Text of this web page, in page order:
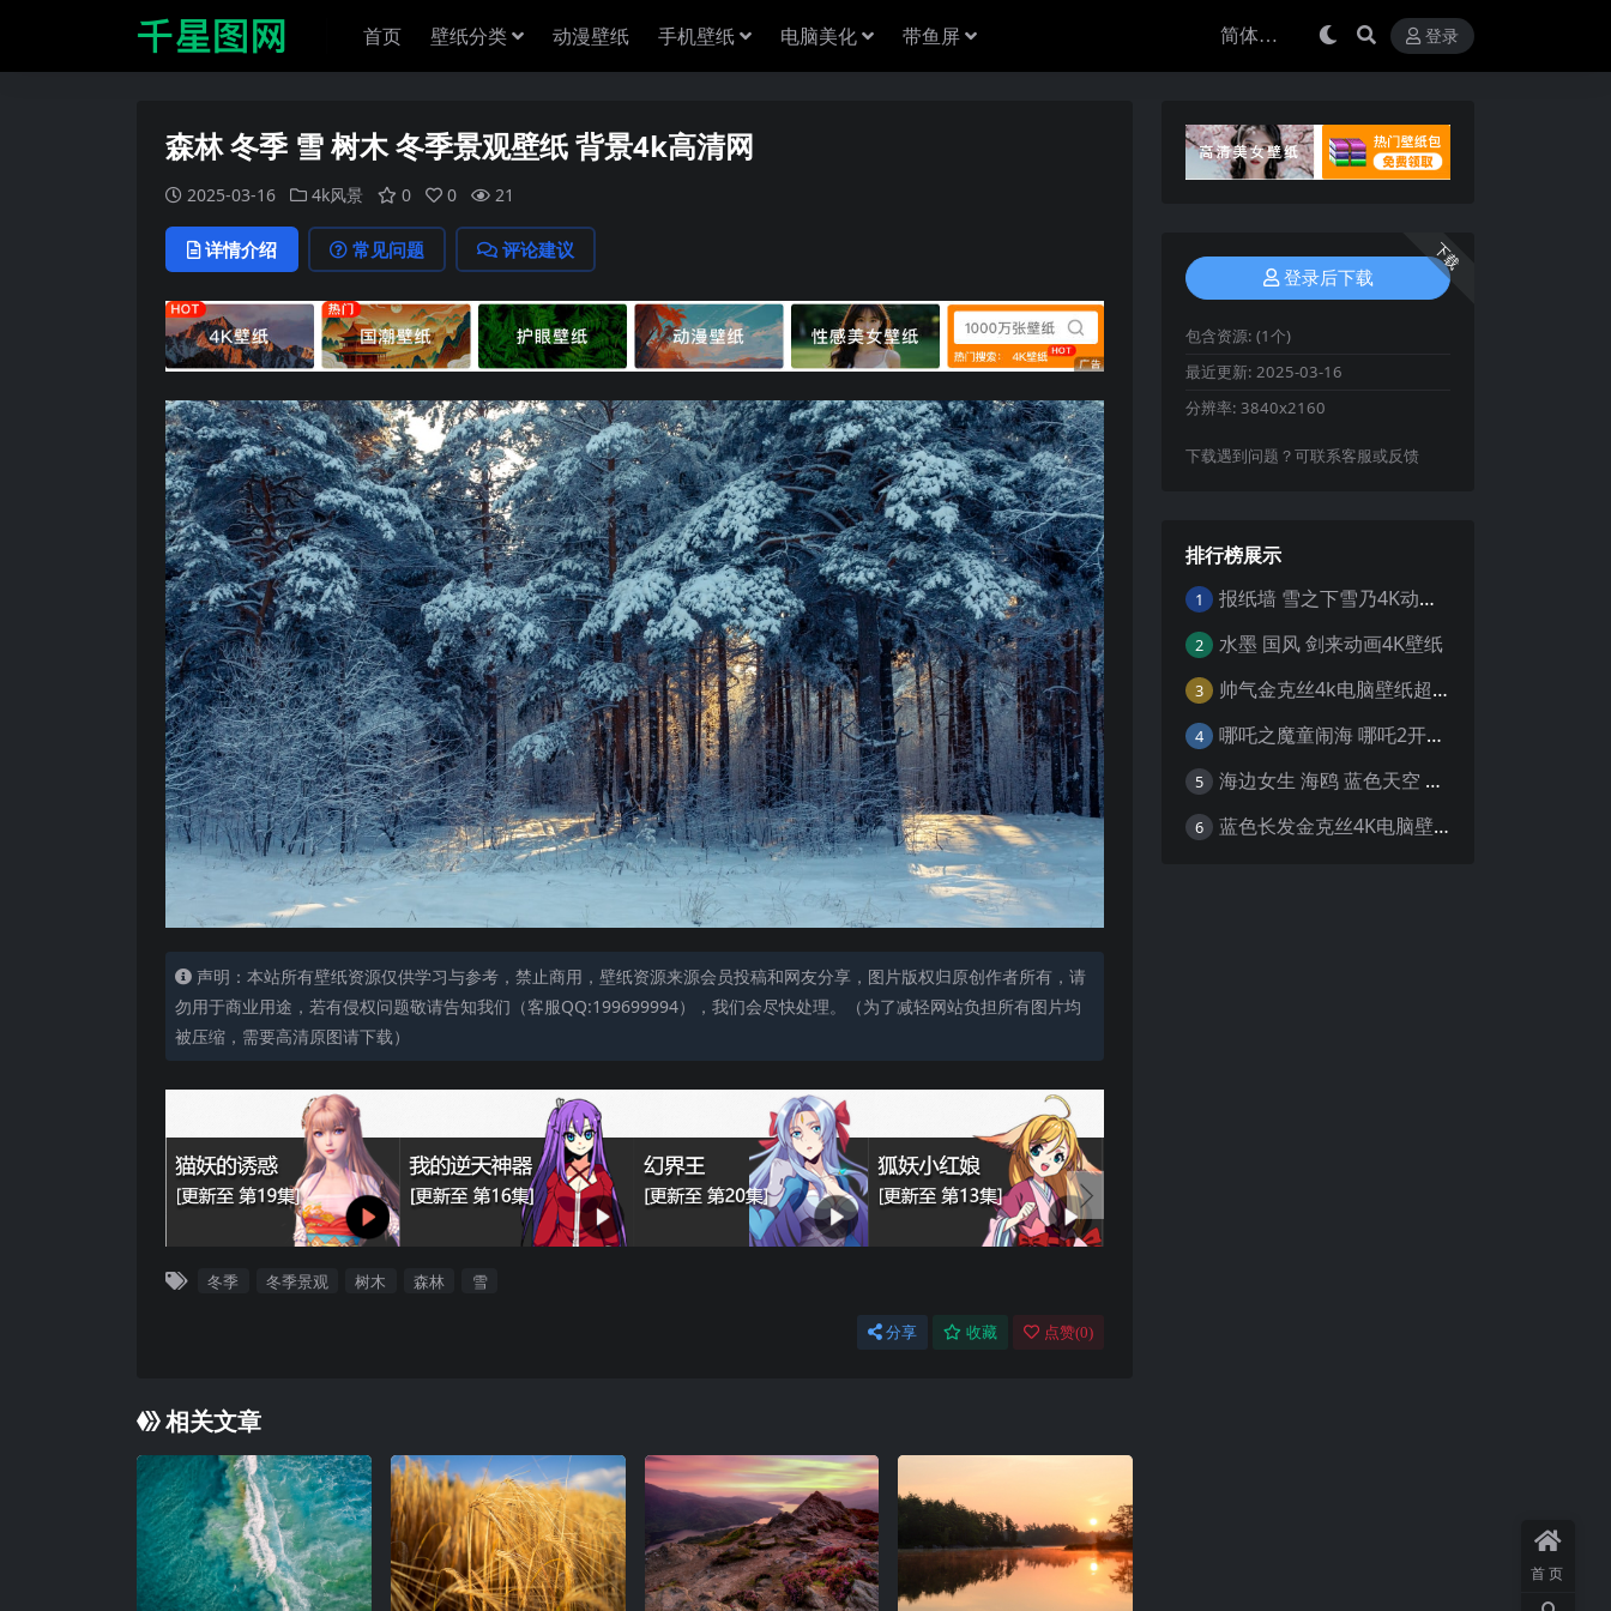
首页 壁纸分类 动漫壁纸 手机壁纸 电脑美化 带鱼屏 登录
森林 冬季 雪 树木 冬季景观壁纸 背景4k高清网
2025-03-16 4k风景 0 0 21
详情介绍 常见问题 评论建议
声明：本站所有壁纸资源仅供学习与参考，禁止商用，壁纸资源来源会员投稿和网友分享，图片版权归原创作者所有，请
勿用于商业用途，若有侵权问题敬请告知我们（客服QQ:199699994），我们会尽快处理。（为了减轻网站负担所有图片均
被压缩，需要高清原图请下载）
冬季 冬季景观 树木 森林 雪
分享 收藏 点赞(0)
相关文章
下载
登录后下载
包含资源: (1个)
最近更新: 2025-03-16
分辨率: 3840x2160
下载遇到问题？可联系客服或反馈
排行榜展示
1 报纸墙 雪之下雪乃4K动漫壁纸
2 水墨 国风 剑来动画4K壁纸
3 帅气金克丝4k电脑壁纸超清
4 哪吒之魔童闹海 哪吒2开场4K壁纸
5 海边女生 海鸥 蓝色天空 4K壁纸
6 蓝色长发金克丝4K电脑壁纸
首页